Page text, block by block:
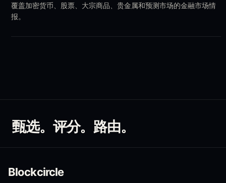
覆盖加密货币、股票、大宗商品、贵金属和预测市场的金融市场情
报。
甄选。评分。路由。
Blockcircle